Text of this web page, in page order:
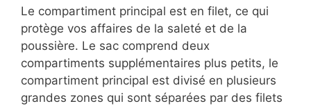
Le compartiment principal est en filet, ce qui
protège vos affaires de la saleté et de la
poussière. Le sac comprend deux
compartiments supplémentaires plus petits, le
compartiment principal est divisé en plusieurs
grandes zones qui sont séparées par des filets